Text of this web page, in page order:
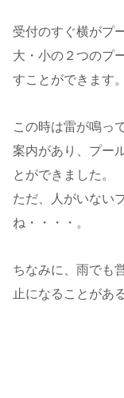
受付のすぐ横がプ
大・小の２つのプ
すことができます。
この時は雷が鳴っ
案内があり、プー
とができました。
ただ、人がいない
ね・・・・。
ちなみに、雨でも
止になることがあ